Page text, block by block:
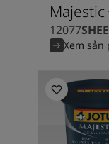
12077
Xem sản